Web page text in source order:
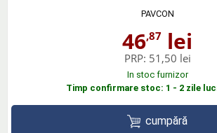
PAVCON
46,87 lei
PRP: 51,50 lei
In stoc furnizor
Timp confirmare stoc: 1 - 2 zile
cumpără